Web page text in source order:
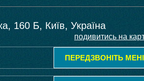
160 Б, Київ, Україна
подивитись на
ПЕРЕДЗВОНІТЬ МЕНІ